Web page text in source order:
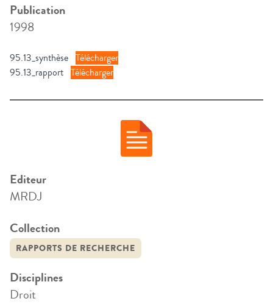
Publication
1998
95.13_synthèse Télécharger
95.13_rapport Télécharger
Editeur
MRDJ
Collection
RAPPORTS DE RECHERCHE
Disciplines
Droit